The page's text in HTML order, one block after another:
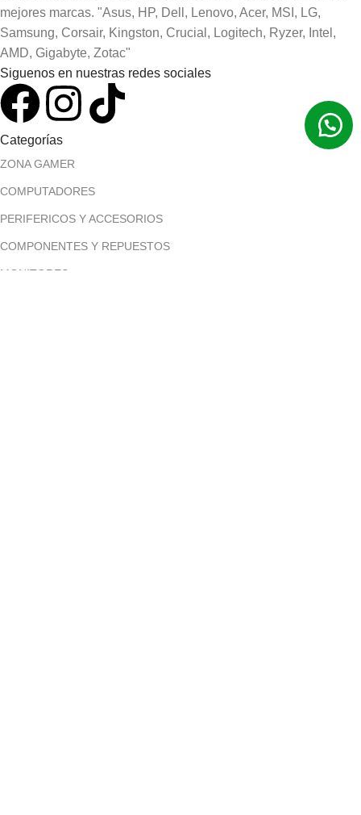
mejores marcas. "Asus, HP, Dell, Lenovo, Acer, MSI, LG,
Samsung, Corsair, Kingston, Crucial, Logitech, Ryzer, Intel,
AMD, Gigabyte, Zotac"
Siguenos en nuestras redes sociales
Categorías
ZONA GAMER
COMPUTADORES
PERIFERICOS Y ACCESORIOS
COMPONENTES Y REPUESTOS
MONITORES